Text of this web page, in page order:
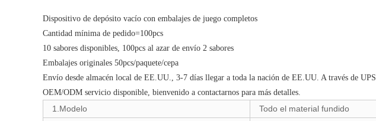
Dispositivo de depósito vacío con embalajes de juego completos
Cantidad mínima de pedido=100pcs
10 sabores disponibles, 100pcs al azar de envío 2 sabores
Embalajes originales 50pcs/paquete/cepa
Envío desde almacén local de EE.UU., 3-7 días llegar a toda la nación de EE.UU. A través de UPS
OEM/ODM servicio disponible, bienvenido a contactarnos para más detalles.
1.Modelo
Todo el material fundido